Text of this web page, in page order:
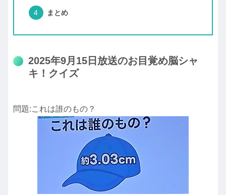
まとめ
2025年9月15日放送のお目覚め脳シャ
キ！クイズ
問題:これは誰のもの？